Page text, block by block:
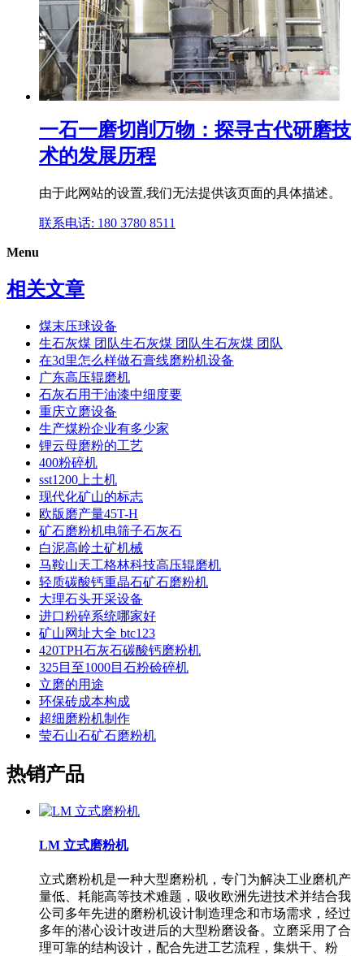
一石一磨切削万物：探寻古代研磨技
术的发展历程
由于此网站的设置,我们无法提供该页面的具体描述。
联系电话: 180 3780 8511
Menu
相关文章
煤末压球设备
生石灰煤 团队生石灰煤 团队生石灰煤 团队
在3d里怎么样做石膏线磨粉机设备
广东高压辊磨机
石灰石用于油漆中细度要
重庆立磨设备
生产煤粉企业有多少家
锂云母磨粉的工艺
400粉碎机
sst1200上土机
现代化矿山的标志
欧版磨产量45T-H
矿石磨粉机电筛子石灰石
白泥高岭土矿机械
马鞍山天工格林科技高压辊磨机
轻质碳酸钙重晶石矿石磨粉机
大理石头开采设备
进口粉碎系统哪家好
矿山网址大全 btc123
420TPH石灰石碳酸钙磨粉机
325目至1000目石粉硷碎机
立磨的用途
环保砖成本构成
超细磨粉机制作
莹石山石矿石磨粉机
热销产品
LM 立式磨粉机
立式磨粉机是一种大型磨粉机，专门为解决工业磨机产
量低、耗能高等技术难题，吸收欧洲先进技术并结合我
公司多年先进的磨粉机设计制造理念和市场需求，经过
多年的潜心设计改进后的大型粉磨设备。立磨采用了合
理可靠的结构设计，配合先进工艺流程，集烘干、粉